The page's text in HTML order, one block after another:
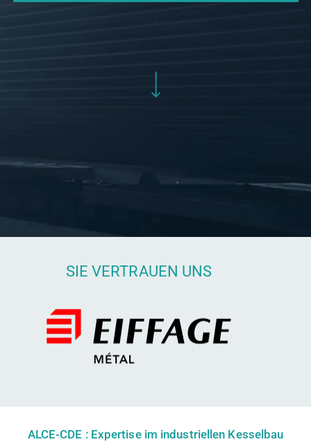
SIE VERTRAUEN UNS
ALCE-CDE : Expertise im industriellen Kesselbau